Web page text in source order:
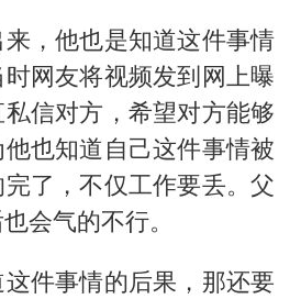
，他也是知道这件事情
网友将视频发到网上曝
信对方，希望对方能够
也知道自己这件事情被
了，不仅工作要丢。父
会气的不行。
件事情的后果，那还要